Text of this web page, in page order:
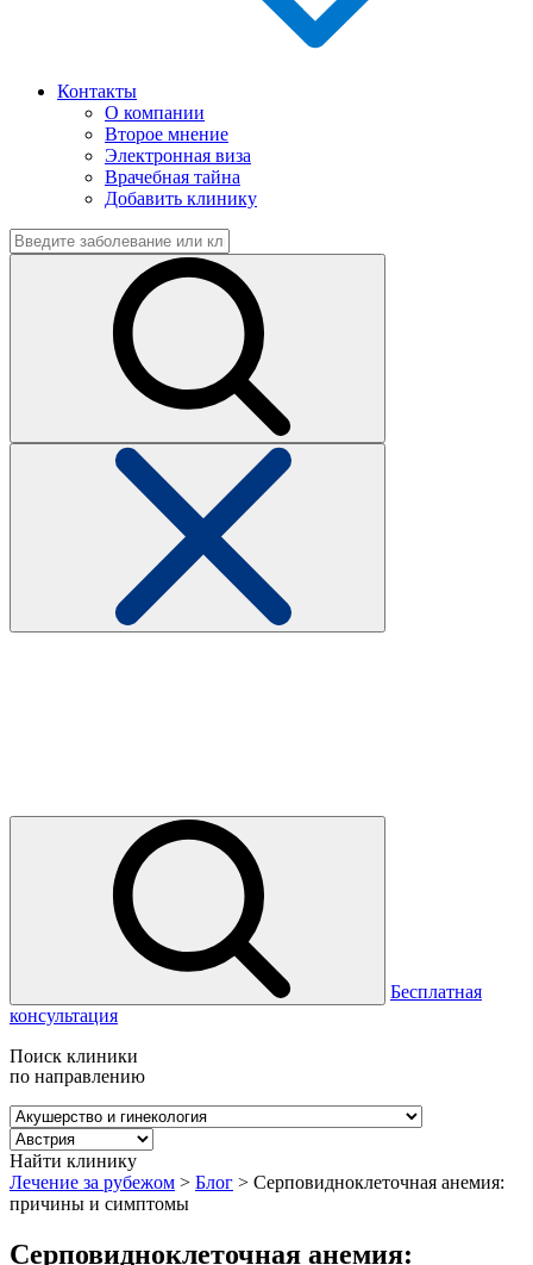
Контакты
О компании
Второе мнение
Электронная виза
Врачебная тайна
Добавить клинику
Бесплатная
консультация
Поиск клиники
по направлению
Найти клинику
Лечение за рубежом > Блог > Серповидноклеточная анемия:
причины и симптомы
Серповидноклеточная анемия: